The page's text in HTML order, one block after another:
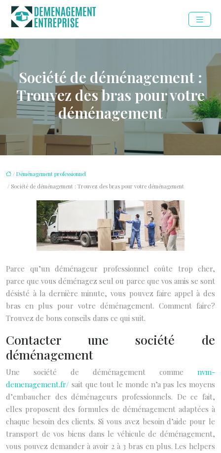
Société de déménagement :
Trouvez des bras pour votre
déménagement
/ Déménagement professionnel
/ Société de déménagement : Trouvez des bras pour votre déménagement
Parce qu’un déménageur professionnel coûte trop cher,
parce que vous déménagez seul ou parce que vos amis se sont
désisté à la dernière minute, vous pouvez faire appel à des
bras en plus pour votre déménagement. Comment faire?
Trouvez de bons conseils dans ce qui suit.
Contacter une société de
déménagement
Une société de déménagement comme nvm-
demenagement.fr/ sait que tout le monde n’a pas les moyens
d’embaucher des déménageurs professionnels. De ce fait,
elles proposent des formules de déménagement adaptées à
chaque besoin des clients. Si vous avez besoin d’aide pour le
transport de vos biens dans le véhicule de déménagement,
vous pouvez demander à avoir 2 à 3 bras en plus. Les helpers